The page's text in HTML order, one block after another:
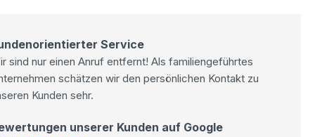
Service
sind nur einen Anruf entfernt! Als familiengeführtes
schätzen wir den persönlichen Kontakt zu
Kunden sehr.
unserer Kunden auf Google